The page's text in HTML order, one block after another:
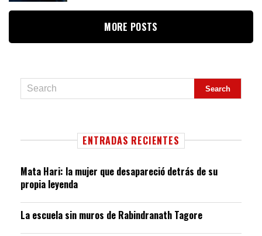
MORE POSTS
ENTRADAS RECIENTES
Mata Hari: la mujer que desapareció detrás de su
propia leyenda
La escuela sin muros de Rabindranath Tagore